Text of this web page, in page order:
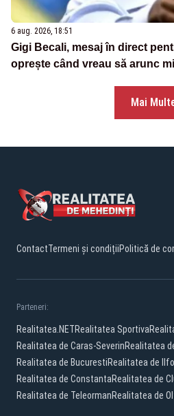
6 aug. 2026, 18:51
Gigi Becali, mesaj în direct
oprește când vreau să arunc
Mai
ContactTermeni și condițiiPolitică de
Parteneri:
Realitatea.NETRealitatea Sportiva
Realitatea de Caras-SeverinRealitatea
Realitatea de BucurestiRealitatea de
Realitatea de ConstantaRealitatea de
Realitatea de TeleormanRealitatea de